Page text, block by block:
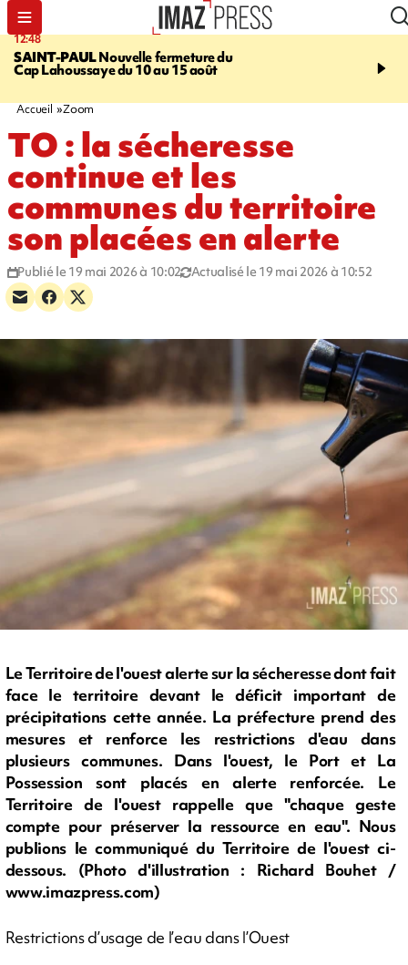
12:48
SAINT-PAULNouvelle fermeture du
Cap Lahoussaye du 10 au 15 août
14:23
massif de migrants, la
Accueil Zoom
TO : la sécheresse
continue et les
communes du territoire
son placées en alerte
Publié le 19 mai 2026 à 10:02 Actualisé le 19 mai 2026 à 10:52
Le Territoire de l'ouest alerte sur la sécheresse dont fait
face le territoire devant le déficit important de
précipitations cette année. La préfecture prend des
mesures et renforce les restrictions d'eau dans
plusieurs communes. Dans l'ouest, le Port et La
Possession sont placés en alerte renforcée. Le
Territoire de l'ouest rappelle que "chaque geste
compte pour préserver la ressource en eau". Nous
publions le communiqué du Territoire de l'ouest ci-
dessous. (Photo d'illustration : Richard Bouhet /
www.imazpress.com)
Restrictions d’usage de l’eau dans l’Ouest